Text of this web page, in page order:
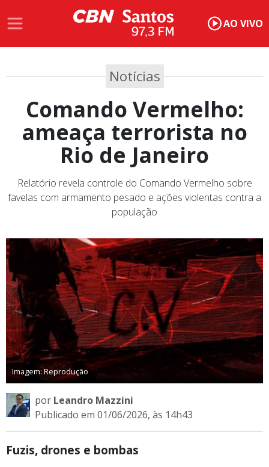
AO VIVO
Notícias
Comando Vermelho:
ameaça terrorista no
Rio de Janeiro
Relatório revela controle do Comando Vermelho sobre
favelas com armamento pesado e ações violentas contra a
população
Imagem: Reprodução
por Leandro Mazzini
Publicado em 01/06/2026, às 14h43
Fuzis, drones e bombas